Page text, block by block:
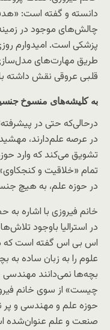
دانسته و گفته است:
چالش‌های موجود در
پزشکی است. امیدوارم
طریق مهارت‌های
قلبی عروقی نقش داشته
به کلیشه‌های منسوخ
درحالی‌که حتی در
در عرصه علم‌دارند،
تشویق می‌کند که وارد
تمام «خلاقیت و
در حوزه علم، به هیچ
در استرالیا باوجود
اس بی اس گفته است که
علوم را به زبان ساده به
بچه‌ها نمی‌دانند مهندسی
چیست» از سوی خانم
حوزه علم و مهندسی و
صنعت و علم عنوان‌شده